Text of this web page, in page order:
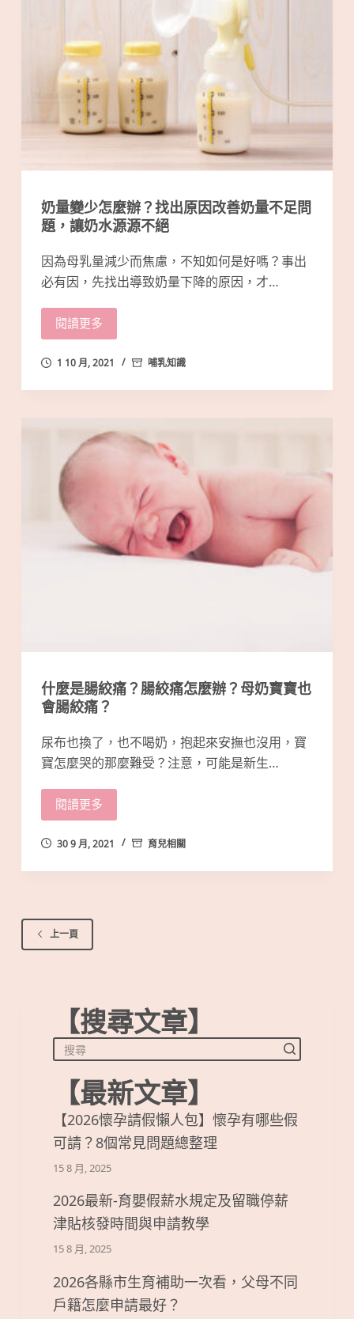
奶量變少怎麼辦？找出原因改善奶量不足問
題，讓奶水源源不絕
因為母乳量減少而焦慮，不知如何是好嗎？事出
必有因，先找出導致奶量下降的原因，才…
閱讀更多
1 10 月, 2021 哺乳知識
什麼是腸絞痛？腸絞痛怎麼辦？母奶寶寶也
會腸絞痛？
尿布也換了，也不喝奶，抱起來安撫也沒用，寶
寶怎麼哭的那麼難受？注意，可能是新生…
閱讀更多
30 9 月, 2021 育兒相關
上一頁
【搜尋文章】
【最新文章】
【2026懷孕請假懶人包】懷孕有哪些假
可請？8個常見問題總整理
15 8 月, 2025
2026最新-育嬰假薪水規定及留職停薪
津貼核發時間與申請教學
15 8 月, 2025
2026各縣市生育補助一次看，父母不同
戶籍怎麼申請最好？